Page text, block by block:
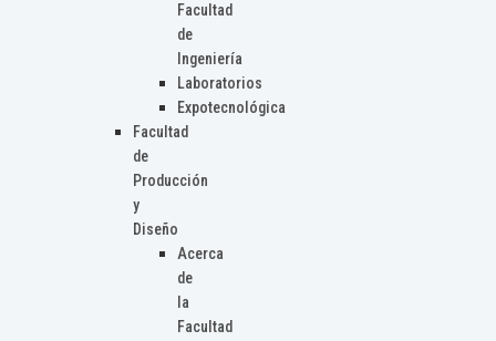
Facultad
de
Ingeniería
Laboratorios
Expotecnológica
Facultad
de
Producción
y
Diseño
Acerca
de
la
Facultad